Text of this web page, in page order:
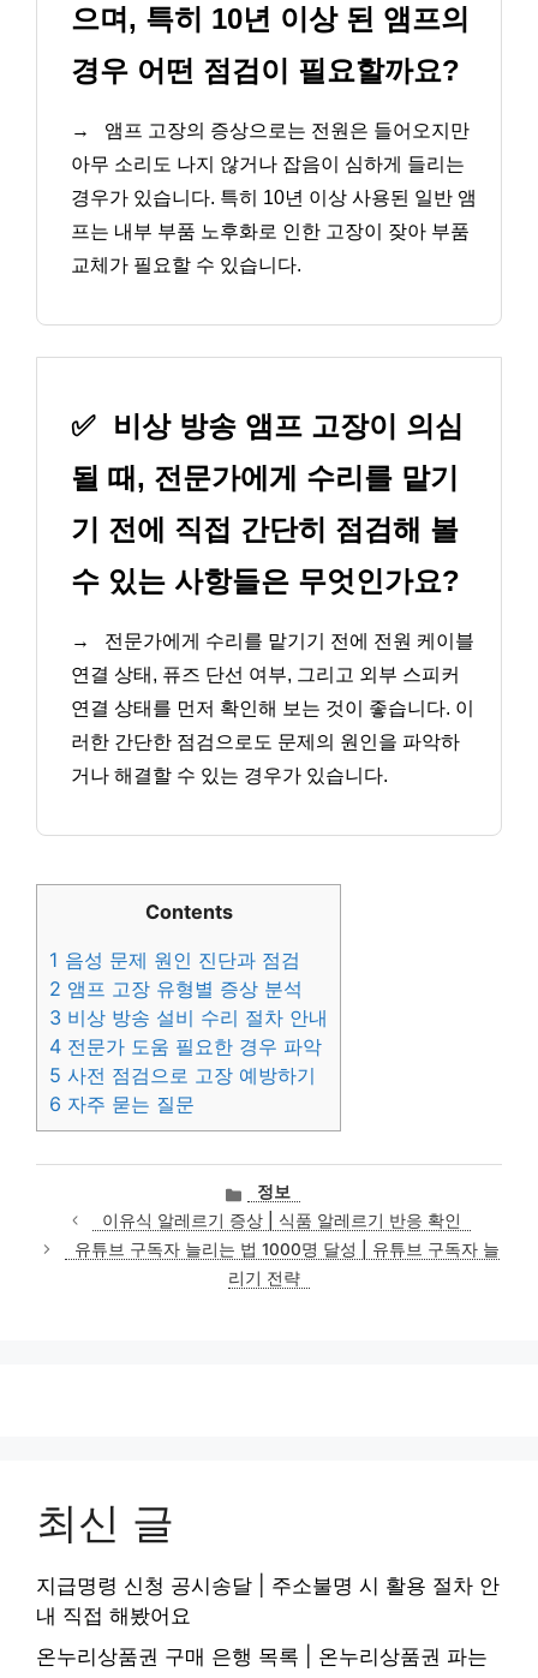
으며, 특히 10년 이상 된 앰프의
경우 어떤 점검이 필요할까요?
→
앰프 고장의 증상으로는 전원은 들어오지만
아무 소리도 나지 않거나 잡음이 심하게 들리는
경우가 있습니다. 특히 10년 이상 사용된 일반 앰
프는 내부 부품 노후화로 인한 고장이 잦아 부품
교체가 필요할 수 있습니다.
✅
비상 방송 앰프 고장이 의심
될 때, 전문가에게 수리를 맡기
기 전에 직접 간단히 점검해 볼
수 있는 사항들은 무엇인가요?
→
전문가에게 수리를 맡기기 전에 전원 케이블
연결 상태, 퓨즈 단선 여부, 그리고 외부 스피커
연결 상태를 먼저 확인해 보는 것이 좋습니다. 이
러한 간단한 점검으로도 문제의 원인을 파악하
거나 해결할 수 있는 경우가 있습니다.
Contents
1 음성 문제 원인 진단과 점검
2 앰프 고장 유형별 증상 분석
3 비상 방송 설비 수리 절차 안내
4 전문가 도움 필요한 경우 파악
5 사전 점검으로 고장 예방하기
6 자주 묻는 질문
카
테
고
리
정보
이유식 알레르기 증상 | 식품 알레르기 반응 확인
유튜브 구독자 늘리는 법 1000명 달성 | 유튜브 구독자 늘
리기 전략
최신 글
지급명령 신청 공시송달 | 주소불명 시 활용 절차 안
내 직접 해봤어요
온누리상품권 구매 은행 목록 | 온누리상품권 파는